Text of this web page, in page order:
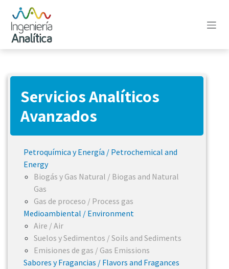
Ir al contenido
Servicios Analíticos
Avanzados
Petroquímica y Energía / Petrochemical and
Energy
Biogás y Gas Natural / Biogas and Natural
Gas
Gas de proceso / Process gas
Medioambiental / Environment
Aire / Air
Suelos y Sedimentos / Soils and Sediments
Emisiones de gas / Gas Emissions
Sabores y Fragancias / Flavors and Fragances